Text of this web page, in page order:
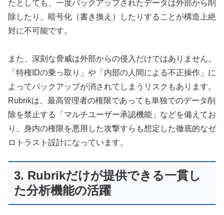
たとしても、一度バックアップされたデータは外部から削
除したり、暗号化（書き換え）したりすることが構造上絶
対に不可能です。
また、深刻な脅威は外部からの侵入だけではありません。
「特権IDの乗っ取り」や「内部の人間による不正操作」に
よってバックアップが消されてしまうリスクもあります。
Rubrikは、最高管理者の権限であっても単独でのデータ削
除を禁止する「マルチユーザー承認機能」などを備えてお
り、身内の権限を悪用した攻撃すらも想定した徹底的なゼ
ロトラスト設計になっています。
3. Rubrikだけが提供できる一貫し
た分析機能の活躍